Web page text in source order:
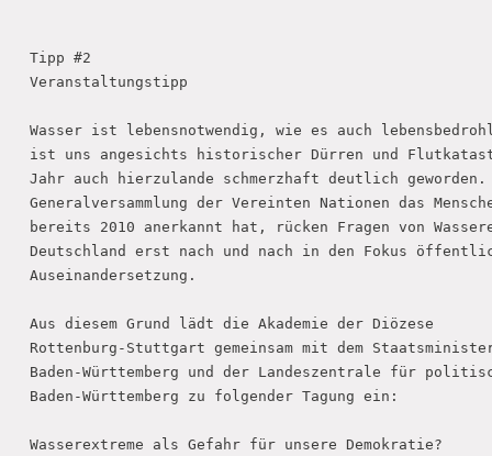
Tipp #2
Veranstaltungstipp
Wasser ist lebensnotwendig, wie es auch
ist uns angesichts historischer Dürren und
Jahr auch hierzulande schmerzhaft deutlich geworden.
Generalversammlung der Vereinten Nationen das
bereits 2010 anerkannt hat, rücken Fragen von
Deutschland erst nach und nach in den Fokus
Auseinandersetzung.
Aus diesem Grund lädt die Akademie der Diözese
Rottenburg-Stuttgart gemeinsam mit dem
Baden-Württemberg und der Landeszentrale für
Baden-Württemberg zu folgender Tagung ein:
Wasserextreme als Gefahr für unsere Demokratie?